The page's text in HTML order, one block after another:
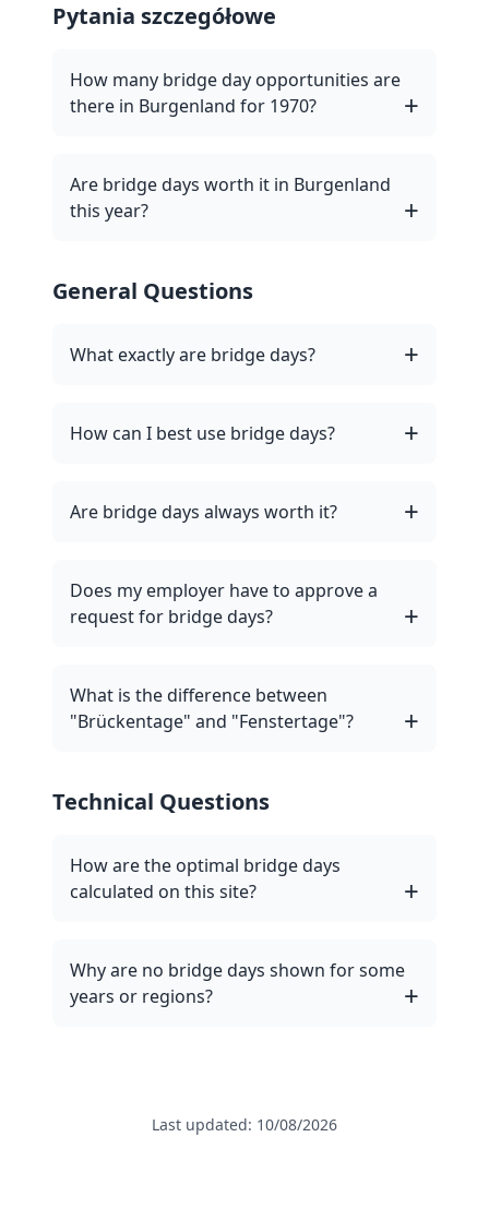
Pytania szczegółowe
How many bridge day opportunities are
there in Burgenland for 1970?
Are bridge days worth it in Burgenland
this year?
General Questions
What exactly are bridge days?
How can I best use bridge days?
Are bridge days always worth it?
Does my employer have to approve a
request for bridge days?
What is the difference between
"Brückentage" and "Fenstertage"?
Technical Questions
How are the optimal bridge days
calculated on this site?
Why are no bridge days shown for some
years or regions?
Last updated: 10/08/2026